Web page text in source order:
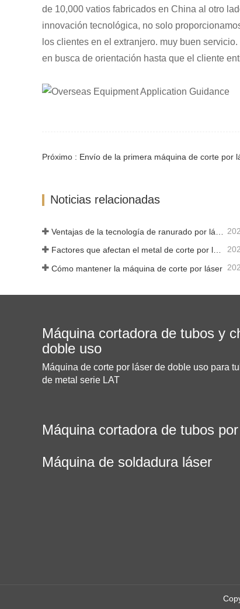
de 10,000 vatios fabricados en China al otro
innovación tecnológica, no solo
los clientes en el extranjero. muy buen
en busca de orientación hasta que el cliente
Próximo : Envío de la primera máquina de corte por
Noticias relacionadas
Factores que afectan el metal de corte por láser
Cómo mantener la máquina de corte por láser
Máquina cortadora de tubos y
doble uso
Máquina de corte por láser de doble uso para
de metal serie LAT
Máquina cortadora de tubos
Máquina de soldadura láser